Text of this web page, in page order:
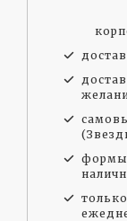
формы